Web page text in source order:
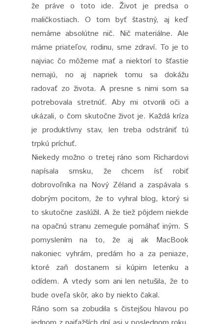
že práve o toto ide. Život je predsa o
maličkostiach. O tom byť štastný, aj keď
nemáme absolútne nič. Nič materiálne. Ale
máme priateľov, rodinu, sme zdraví. To je to
najviac čo môžeme mať a niektorí to šťastie
nemajú, no aj napriek tomu sa dokážu
radovať zo života. A presne s nimi som sa
potrebovala stretnúť. Aby mi otvorili oči a
ukázali, o čom skutočne život je. Každá kríza
je produktívny stav, len treba odstrániť tú
trpkú príchuť.
Niekedy možno o tretej ráno som Richardovi
napísala smsku, že chcem ísť robiť
dobrovoľníka na Nový Zéland a zaspávala s
dobrým pocitom, že to vyhral blog, ktorý si
to skutočne zaslúžil. A že tiež pôjdem niekde
na opačnú stranu zemegule pomáhať iným. S
pomyslením na to, že aj ak MacBook
nakoniec vyhrám, predám ho a za peniaze,
ktoré zaň dostanem si kúpim letenku a
odídem. A vtedy som ani len netušila, že to
bude oveľa skôr, ako by niekto čakal.
Ráno som sa zobudila s čistejšou hlavou po